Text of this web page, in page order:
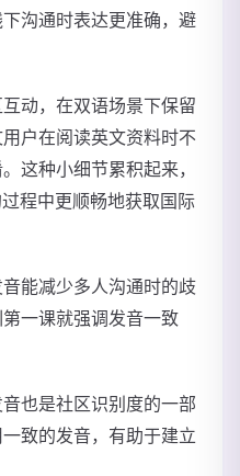
沟通时表达更准确，避
动，在双语场景下保留
户在阅读英文资料时不
这种小细节累积起来，
程中更顺畅地获取国际
能减少多人沟通时的歧
一课就强调发音一致
也是社区识别度的一部
致的发音，有助于建立